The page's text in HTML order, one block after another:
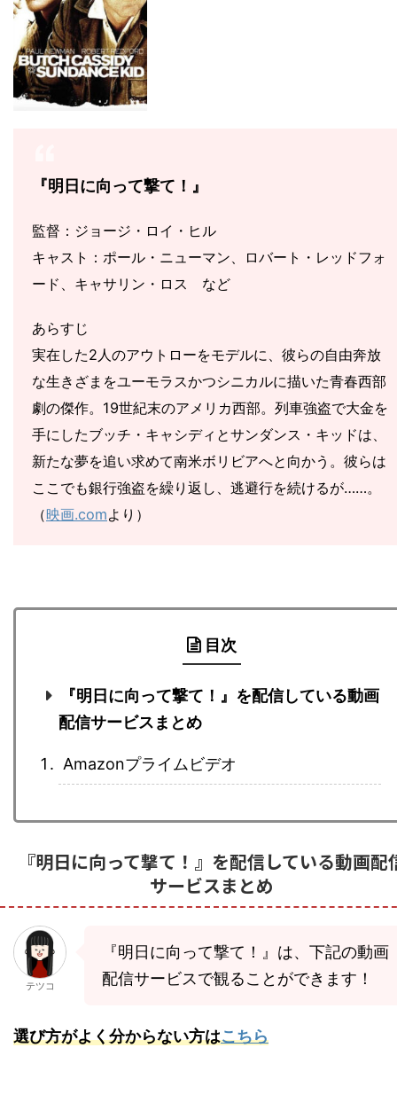
『明日に向って撃て！』
監督：ジョージ・ロイ・ヒル
キャスト：ポール・ニューマン、ロバート・レッドフォ
ード、キャサリン・ロス など
あらすじ
実在した2人のアウトローをモデルに、彼らの自由奔放
な生きざまをユーモラスかつシニカルに描いた青春西部
劇の傑作。19世紀末のアメリカ西部。列車強盗で大金を
手にしたブッチ・キャシディとサンダンス・キッドは、
新たな夢を追い求めて南米ボリビアへと向かう。彼らは
ここでも銀行強盗を繰り返し、逃避行を続けるが……。
（映画.comより）
目次
『明日に向って撃て！』を配信している動画
配信サービスまとめ
Amazonプライムビデオ
『明日に向って撃て！』を配信している動画配
サービスまとめ
テツコ
『明日に向って撃て！』は、下記の動画
配信サービスで観ることができます！
選び方がよく分からない方はこちら